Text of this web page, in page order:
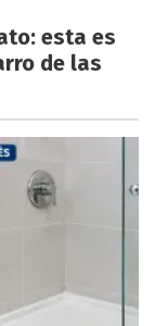
esta es
de las